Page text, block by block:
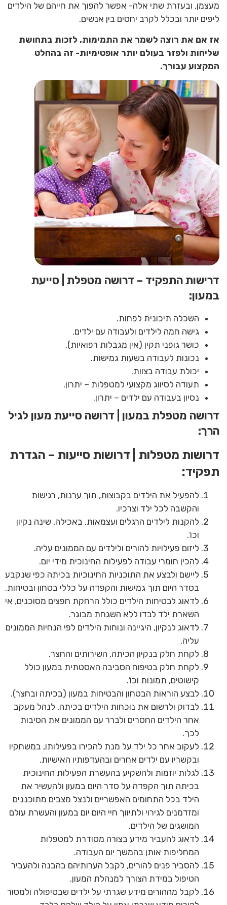
מעצמן, ובעזרת שתי אלה- אפשר להפוך את חייהם של הילדים
ליפים יותר ובכלל לקרב יחסים בין אנשים.
אז אם את רוצה לשמר את התמימות, לזכות בתחושת
שליחות ולפזר בעולם יותר אופטימיות- זה בהחלט
המקצוע עבורך.
דרישות התפקיד – דרושה מטפלת | סייעת
במעון:
השכלה תיכונית לפחות.
גישה חמה לילדים ולעבודה עם ילדים.
כושר גופני תקין (אין מגבלות רפואיות).
נכונות לעבודה בשעות גמישות.
יכולת עבודה בצוות.
תעודה לסיווג מקצועי למטפלות – יתרון.
נסיון בעבודה עם ילדים – יתרון.
דרושה מטפלת במעון | דרושה סייעת מעון לגיל
הרך:
דרושות מטפלות | דרושות סייעות – הגדרת
תפקיד:
להפעיל את הילדים בקבוצות, תוך ערנות, רגישות
והקשבה לכל ילד וצרכיו.
להקנות לילדים הרגלים ועצמאות, באכילה, שינה נקיון
וכו’.
ליזום פעילויות להורים ולילדים עם הממונים עליה.
להכין חומרי עבודה לפעילות החינוכית מידי יום.
ליישם ולבצע את התוכניות החינוכיות בכיתה כפי שנקבע
בסדר היום תוך גמישות והקפדה על כללי בטחון ובטיחות.
לדאוג לבטיחות הילדים כולל הרחקת חפצים מסוכנים, אי
השארת ילד לבדו ללא השגחת מבוגר.
לדאוג לנקיון, היגיינה ונוחות הילדים לפי הנחיות הממונים
עליה.
לקחת חלק בנקיון הכיתה, השירותים והחצר.
לקחת חלק בטיפוח הסביבה האסטתית במעון כולל
קישוטים, תמונות וכו’.
לבצע הוראות הבטחון והבטיחות במעון (בכיתה ובחצר).
לבדוק ולרשום את נוכחות הילדים בכיתה, לנהל מעקב
אחר הילדים החסרים ולברר עם הממונים את הסיבות
לכך.
לעקוב אחר כל ילד על מנת להכירו בפעילותו, במשחקיו
ובקשריו עם ילדים אחרים ובהעדפותיו האישיות.
לגלות יוזמות ולהשקיע בהעשרת הפעילות החינוכית
בכיתה תוך הקפדה על סדר היום במעון ולהעשיר את
הילד בכל התחומים האפשריים ולנצל מצבים מתוכננים
ומזדמנים לגירוי ולתיווך חיי היום יום במעון והעשרת עולם
המושגים של הילדים.
לדאוג להעביר מידע בצורה מסודרת למטפלות
המחליפות אותן בהמשך יום העבודה.
להסביר פנים להורים, לקבל הערותיהם בהבנה ולהעביר
הטיפול במידת הצורך למנהלת המעון.
לקבל מההורים מידע שגרתי על ילדים שבטיפולה ולמסור